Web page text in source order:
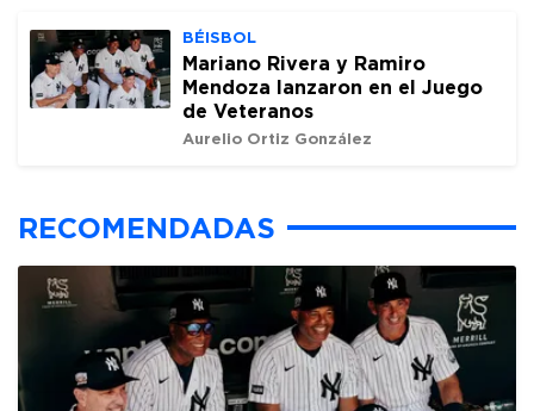
BÉISBOL
Mariano Rivera y Ramiro
Mendoza lanzaron en el Juego
de Veteranos
Aurelio Ortiz González
RECOMENDADAS